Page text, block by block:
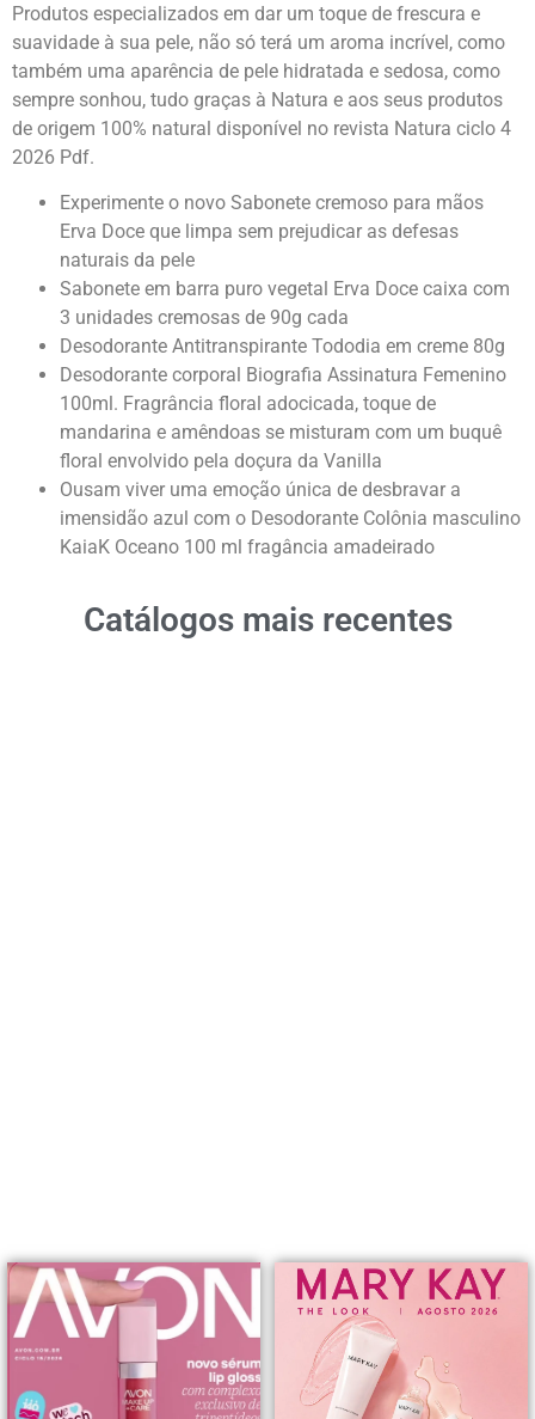
Produtos especializados em dar um toque de frescura e
suavidade à sua pele, não só terá um aroma incrível, como
também uma aparência de pele hidratada e sedosa, como
sempre sonhou, tudo graças à Natura e aos seus produtos
de origem 100% natural disponível no revista Natura ciclo 4
2026 Pdf.
Experimente o novo Sabonete cremoso para mãos
Erva Doce que limpa sem prejudicar as defesas
naturais da pele
Sabonete em barra puro vegetal Erva Doce caixa com
3 unidades cremosas de 90g cada
Desodorante Antitranspirante Tododia em creme 80g
Desodorante corporal Biografia Assinatura Femenino
100ml. Fragrância floral adocicada, toque de
mandarina e amêndoas se misturam com um buquê
floral envolvido pela doçura da Vanilla
Ousam viver uma emoção única de desbravar a
imensidão azul com o Desodorante Colônia masculino
KaiaK Oceano 100 ml fragância amadeirado
Catálogos mais recentes